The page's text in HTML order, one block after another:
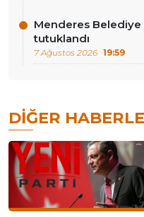
Menderes Belediye
tutuklandı
7 Ağustos 2026 19:59
DIĞER